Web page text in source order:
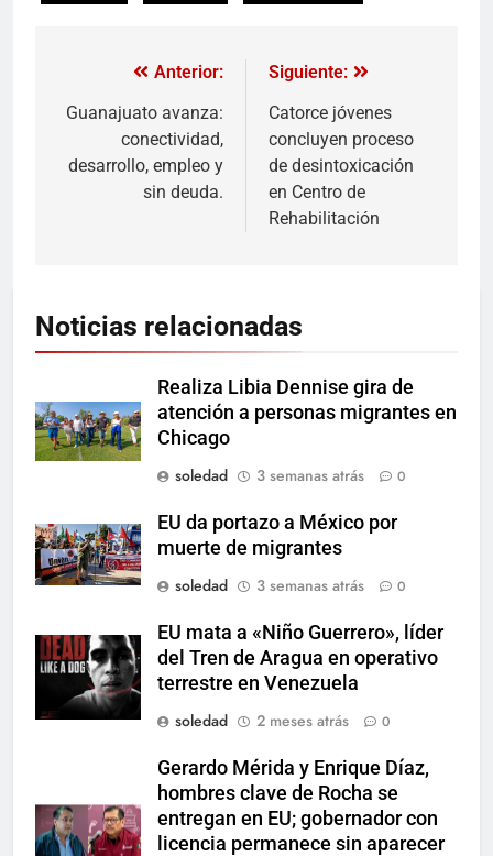
Anterior:
Guanajuato avanza:
conectividad,
desarrollo, empleo y
sin deuda.
Siguiente:
Catorce jóvenes
concluyen proceso
de desintoxicación
en Centro de
Rehabilitación
Noticias relacionadas
Realiza Libia Dennise gira de
atención a personas migrantes en
Chicago
soledad
3 semanas atrás 0
EU da portazo a México por
muerte de migrantes
soledad
3 semanas atrás 0
EU mata a «Niño Guerrero», líder
del Tren de Aragua en operativo
terrestre en Venezuela
soledad
2 meses atrás 0
Gerardo Mérida y Enrique Díaz,
hombres clave de Rocha se
entregan en EU; gobernador con
licencia permanece sin aparecer